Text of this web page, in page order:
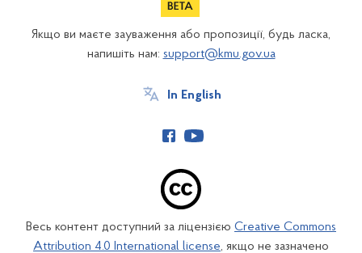
Якщо ви маєте зауваження або пропозиції, будь ласка,
напишіть нам: support@kmu.gov.ua
In English
Весь контент доступний за ліцензією Creative Commons
Attribution 4.0 International license, якщо не зазначено